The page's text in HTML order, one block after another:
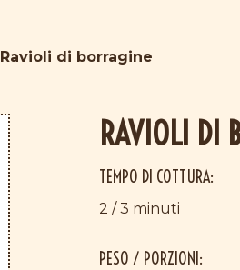
Ravioli di borragine
RAVIOLI DI
TEMPO DI COTTURA:
2 / 3 minuti
PESO / PORZIONI: